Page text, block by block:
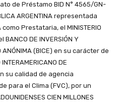
de Préstamo BID N° 4565/GN-
ARGENTINA representada
como Prestataria, el MINISTERIO
BANCO DE INVERSIÓN Y
ANÓNIMA (BICE) en su carácter de
DE
su calidad de agencia
para el Clima (FVC), por un
CIEN MILLONES